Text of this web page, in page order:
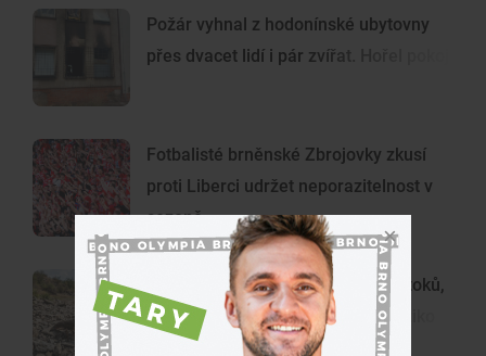
Požár vyhnal z hodonínské ubytovny
přes dvacet lidí i pár zvířat. Hořel pokoj
Fotbalisté brněnské Zbrojovky zkusí
proti Liberci udržet neporazitelnost v
sezoně
Nepřenášejte raky z vyschlých potoků,
varují odborníci. Je to extrémní riziko